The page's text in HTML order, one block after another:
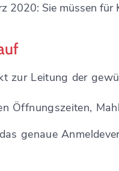
2020: Sie müssen für
zur Leitung der
Öffnungszeiten,
genaue